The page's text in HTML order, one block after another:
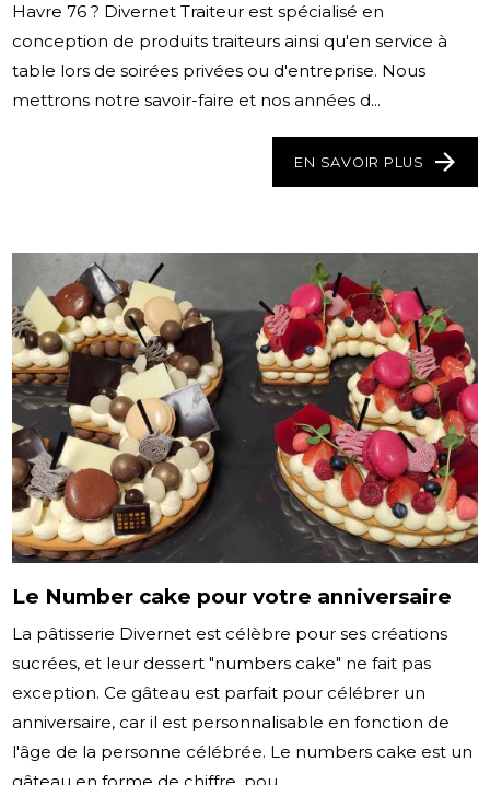
Havre 76 ? Divernet Traiteur est spécialisé en
conception de produits traiteurs ainsi qu'en service à
table lors de soirées privées ou d'entreprise. Nous
mettrons notre savoir-faire et nos années d...
EN SAVOIR PLUS
Le Number cake pour votre anniversaire
La pâtisserie Divernet est célèbre pour ses créations
sucrées, et leur dessert "numbers cake" ne fait pas
exception. Ce gâteau est parfait pour célébrer un
anniversaire, car il est personnalisable en fonction de
l'âge de la personne célébrée. Le numbers cake est un
gâteau en forme de chiffre, pou...